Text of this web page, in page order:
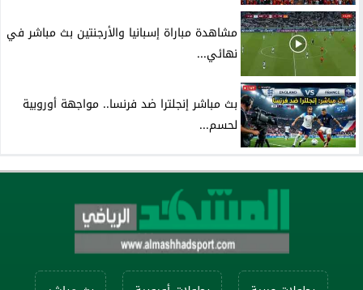
مشاهدة مباراة إسبانيا والأرجنتين بث مباشر في
نهائي...
بث مباشر إنجلترا ضد فرنسا.. مواجهة أوروبية
لحسم...